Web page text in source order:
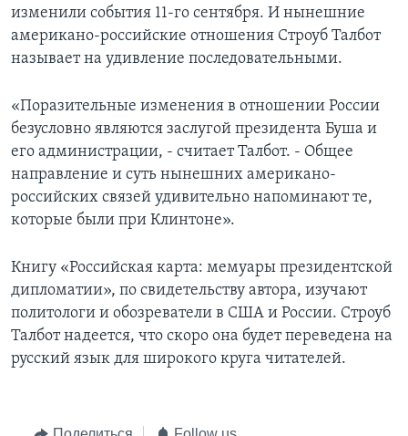
изменили события 11-го сентября. И нынешние
американо-российские отношения Строуб Талбот
называет на удивление последовательными.
«Поразительные изменения в отношении России
безусловно являются заслугой президента Буша и
его администрации, - считает Талбот. - Общее
направление и суть нынешних американо-
российских связей удивительно напоминают те,
которые были при Клинтоне».
Книгу «Российская карта: мемуары президентской
дипломатии», по свидетельству автора, изучают
политологи и обозреватели в США и России. Строуб
Талбот надеется, что скоро она будет переведена на
русский язык для широкого круга читателей.